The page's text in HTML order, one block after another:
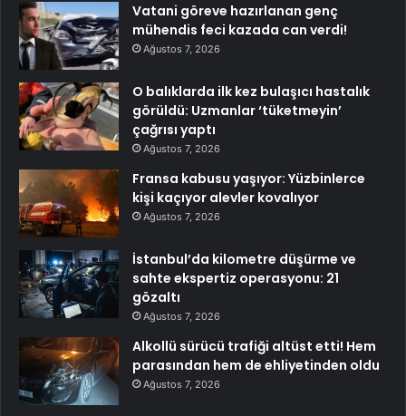
Vatani göreve hazırlanan genç
mühendis feci kazada can verdi!
Ağustos 7, 2026
O balıklarda ilk kez bulaşıcı hastalık
görüldü: Uzmanlar ‘tüketmeyin’
çağrısı yaptı
Ağustos 7, 2026
Fransa kabusu yaşıyor: Yüzbinlerce
kişi kaçıyor alevler kovalıyor
Ağustos 7, 2026
İstanbul’da kilometre düşürme ve
sahte ekspertiz operasyonu: 21
gözaltı
Ağustos 7, 2026
Alkollü sürücü trafiği altüst etti! Hem
parasından hem de ehliyetinden oldu
Ağustos 7, 2026